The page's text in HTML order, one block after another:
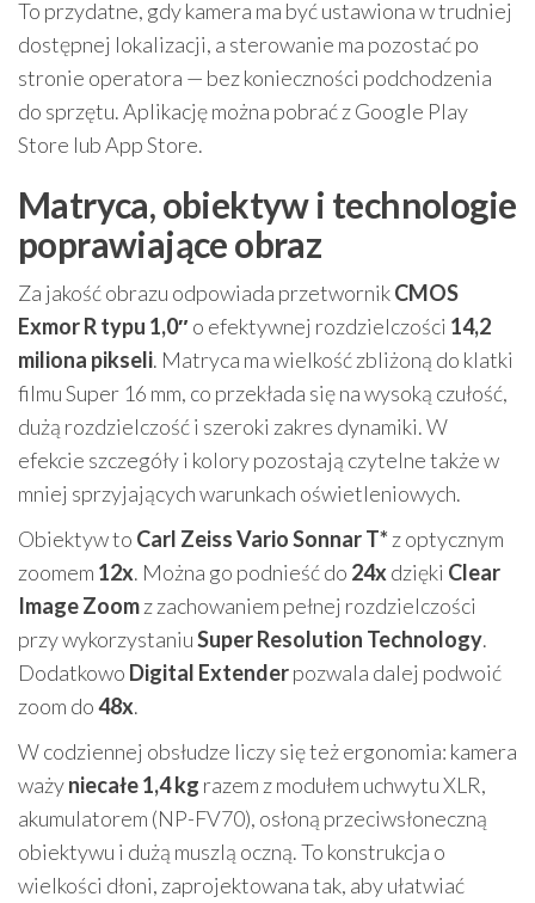
To przydatne, gdy kamera ma być ustawiona w trudniej
dostępnej lokalizacji, a sterowanie ma pozostać po
stronie operatora — bez konieczności podchodzenia
do sprzętu. Aplikację można pobrać z Google Play
Store lub App Store.
Matryca, obiektyw i technologie
poprawiające obraz
Za jakość obrazu odpowiada przetwornikCMOS
Exmor R typu 1,0″o efektywnej rozdzielczości 14,2
miliona pikseli. Matryca ma wielkość zbliżoną do klatki
filmu Super 16 mm, co przekłada się na wysoką czułość,
dużą rozdzielczość i szeroki zakres dynamiki. W
efekcie szczegóły i kolory pozostają czytelne także w
mniej sprzyjających warunkach oświetleniowych.
Obiektyw to Carl Zeiss Vario Sonnar T* z optycznym
zoomem 12x. Można go podnieść do 24x dzięki Clear
Image Zoomz zachowaniem pełnej rozdzielczości
przy wykorzystaniuSuper Resolution Technology.
Dodatkowo Digital Extenderpozwala dalej podwoić
zoom do48x.
W codziennej obsłudze liczy się też ergonomia: kamera
ważyniecałe 1,4 kg razem z modułem uchwytu XLR,
akumulatorem (NP-FV70), osłoną przeciwsłoneczną
obiektywu i dużą muszlą oczną. To konstrukcja o
wielkości dłoni, zaprojektowana tak, aby ułatwiać